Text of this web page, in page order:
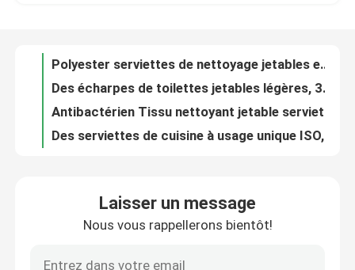
Nous contacter
Nouvelles
Tissus non tissés
Rouleau jumbo non tissé
Papier à rouleaux industriel polyvalent jetable
60gm bleu serviettes industrielles lourdes en rouleau pâte de bois en PP chiffons non toxiques
Laisser un message
Nous vous rappellerons bientôt!